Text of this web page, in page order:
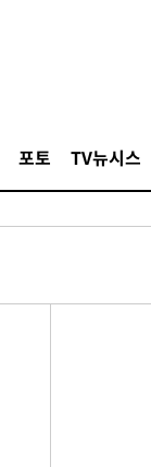
포토 TV뉴시스